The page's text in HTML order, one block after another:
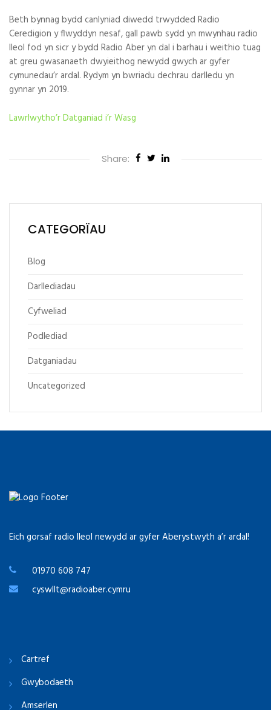
Beth bynnag bydd canlyniad diwedd trwydded Radio
Ceredigion y flwyddyn nesaf, gall pawb sydd yn mwynhau radio
lleol fod yn sicr y bydd Radio Aber yn dal i barhau i weithio tuag
at greu gwasanaeth dwyieithog newydd gwych ar gyfer
cymunedau’r ardal. Rydym yn bwriadu dechrau darlledu yn
gynnar yn 2019.
Lawrlwytho’r Datganiad i’r Wasg
Share:
CATEGORÏAU
Blog
Darllediadau
Cyfweliad
Podlediad
Datganiadau
Uncategorized
Eich gorsaf radio lleol newydd ar gyfer Aberystwyth a’r ardal!
01970 608 747
cyswllt@radioaber.cymru
Cartref
Gwybodaeth
Amserlen